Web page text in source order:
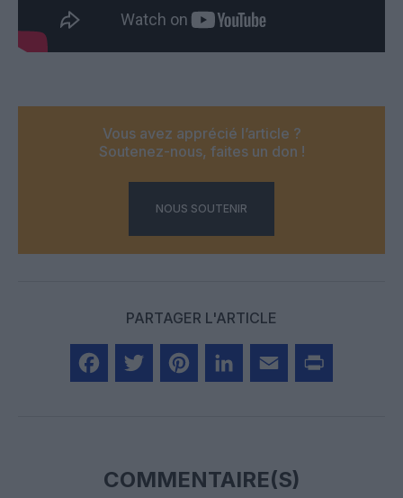
Vous avez apprécié l’article ?
Soutenez-nous, faites un don !
NOUS SOUTENIR
PARTAGER L'ARTICLE
COMMENTAIRE(S)